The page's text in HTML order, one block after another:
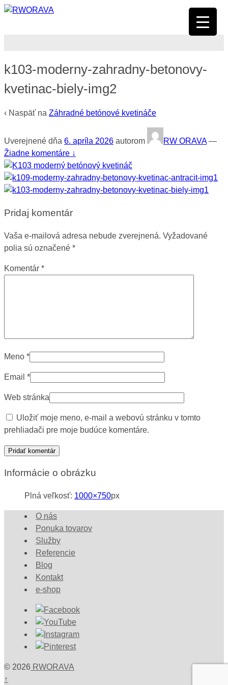
k103-moderny-zahradny-betonovy-
kvetinac-biely-img2
‹ Naspäť na Záhradné betónové kvetináče
Uverejnené dňa 6. apríla 2026 autorom RW ORAVA —
Žiadne komentáre ↓
Pridaj komentár
Vaša e-mailová adresa nebude zverejnená. Vyžadované
polia sú označené *
Komentár *
Meno *
Email *
Web stránka
Uložiť moje meno, e-mail a webovú stránku v tomto
prehliadači pre moje budúce komentáre.
Informácie o obrázku
Plná veľkosť: 1000×750px
O nás
Ponuka tovarov
Služby
Referencie
Blog
Kontakt
e-shop
© 2026 RWORAVA
↑